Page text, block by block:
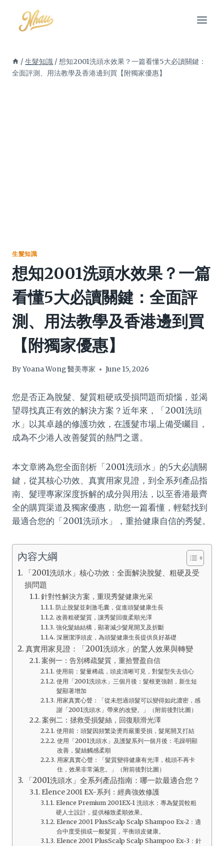
content
/ 生髮知識 / 想知2001洗頭水效果？一篇看懂5大必讀關鍵：
全面評測、用法教學及香港邊到買【附獨家優惠】
生髮知識
想知2001洗頭水效果？一篇
看懂5大必讀關鍵：全面評
測、用法教學及香港邊到買
【附獨家優惠】
ByYoana Wong 醫美專家 June 15, 2026
您是否正為脫髮、髮質粗硬或受損問題而煩惱，並渴
望尋找真正有效的解決方案？近年來，「2001洗頭
水」以其卓越的修護功效，在護髮市場上備受矚目，
成為不少港人改善髮質的熱門之選。
本文章將為您全面剖析「2001洗頭水」的5大必讀關
鍵，從其核心功效、真實用家見證，到全系列產品指
南、髮理專家深度拆解的成分與用法，以至香港最齊
全的購買渠道及獨家優惠，助您一篇看懂，輕鬆找到
最適合您的「2001洗頭水」，重拾健康自信的秀髮。
內容大綱
「2001洗頭水」核心功效：全面解決脫髮、粗硬及受
損問題
針對性解決方案，重現秀髮健康光采
防止脫髮並刺激毛囊，促進頭髮健康生長
改善粗硬髮質，讓秀髮回復柔順光澤
強化髮絲結構，顯著減少髮尾開叉及折斷
深層潔淨頭皮，為頭髮健康生長提供良好基礎
真實用家見證：「2001洗頭水」的驚人效果與轉變
案例一：告別稀疏髮質，重拾豐盈自信
使用前：髮量稀疏，頭皮清晰可見，對髮型失去信心
使用「2001洗頭水」三個月後：髮根更強韌，新生短
髮顯著增加
用家真實心聲：「從未想過頭髮可以變得如此濃密，感
謝「2001洗頭水」帶來的改變。」（附前後對比圖）
案例二：拯救受損髮絲，回復順滑光澤
使用前：頭髮因頻繁染燙而嚴重受損，髮尾開叉打結
使用「2001洗頭水」及護髮系列一個月後：毛躁明顯
改善，髮絲觸感柔順
用家真實心聲：「髮質變得健康有光澤，梳頭不再卡
住，效果非常滿意。」（附前後對比圖）
「2001洗頭水」全系列產品指南：哪一款最適合您？
Elence 2001 EX-系列：經典強效修護
Elence Premium 2001EX-1 洗頭水：專為髮質較粗
硬人士設計，提供極致柔順效果。
Elence 2001 PlusScalp Scalp Shampoo Ex-2：適
合中度受損或一般髮質，平衡頭皮健康。
Elence 2001 PlusScalp Scalp Shampoo Ex-3：針